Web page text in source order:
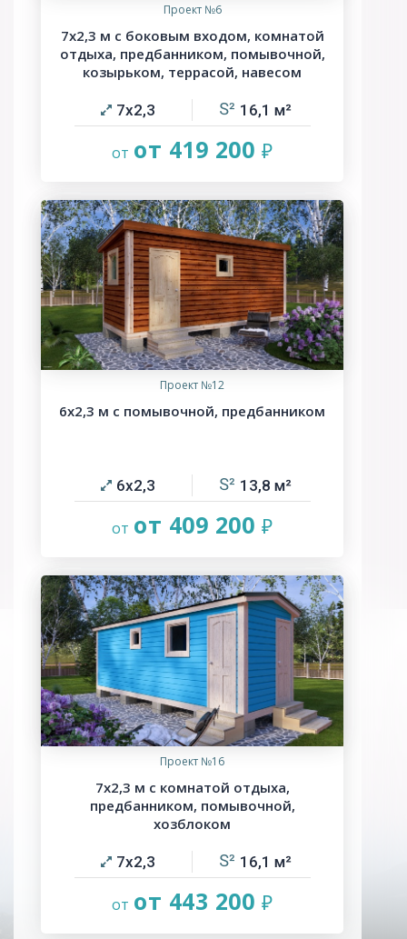
Проект №6
7х2,3 м с боковым входом, комнатой
отдыха, предбанником, помывочной,
козырьком, террасой, навесом
7х2,3 16,1
от 419 200
Проект №12
6х2,3 м с помывочной, предбанником
6х2,3 13,8
от 409 200
Проект №16
7х2,3 м с комнатой отдыха,
предбанником, помывочной,
хозблоком
7х2,3 16,1
от 443 200